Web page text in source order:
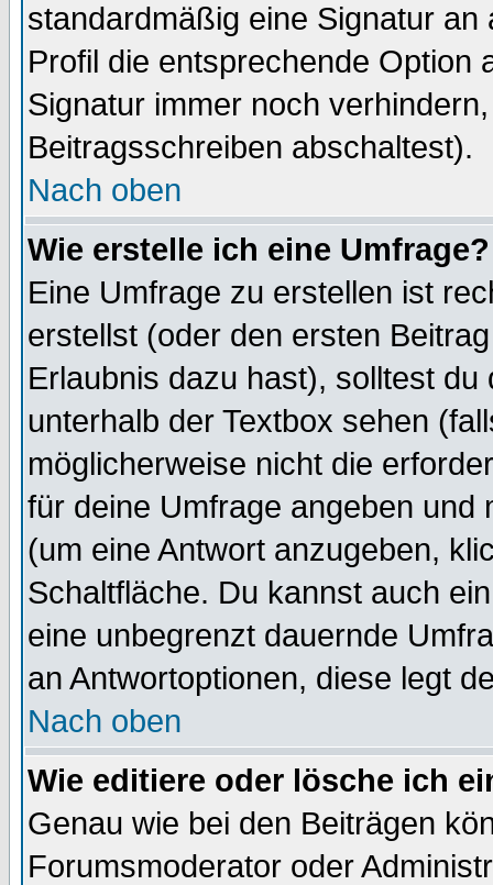
standardmäßig eine Signatur
Profil die entsprechende Option
Signatur immer noch
Beitragsschreiben abschaltest).
Nach oben
Wie erstelle ich eine Umfrage?
Eine Umfrage zu erstellen ist
erstellst (oder den ersten
Erlaubnis dazu hast), solltest
unterhalb der Textbox sehen
möglicherweise nicht die
für deine Umfrage angeben und
(um eine Antwort anzugeben,
Schaltfläche. Du kannst auch
eine unbegrenzt dauernde
an Antwortoptionen, diese legt
Nach oben
Wie editiere oder lösche ich
Genau wie bei den Beiträgen
Forumsmoderator oder